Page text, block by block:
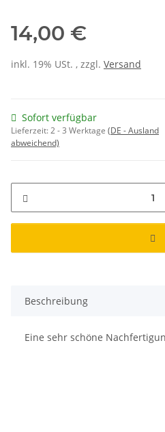
14,00 €
inkl. 19% USt. , zzgl. Versand
Sofort verfügbar
Lieferzeit:2 - 3 Werktage (DE - Ausland
abweichend)
Beschreibung
Eine sehr schöne